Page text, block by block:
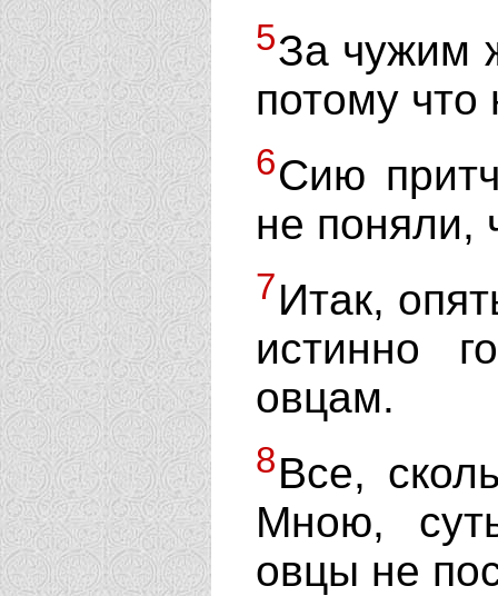
5За чужим
потому что
6Сию
не поняли,
7Итак,
истинно
овцам.
8Все,
Мною,
овцы не